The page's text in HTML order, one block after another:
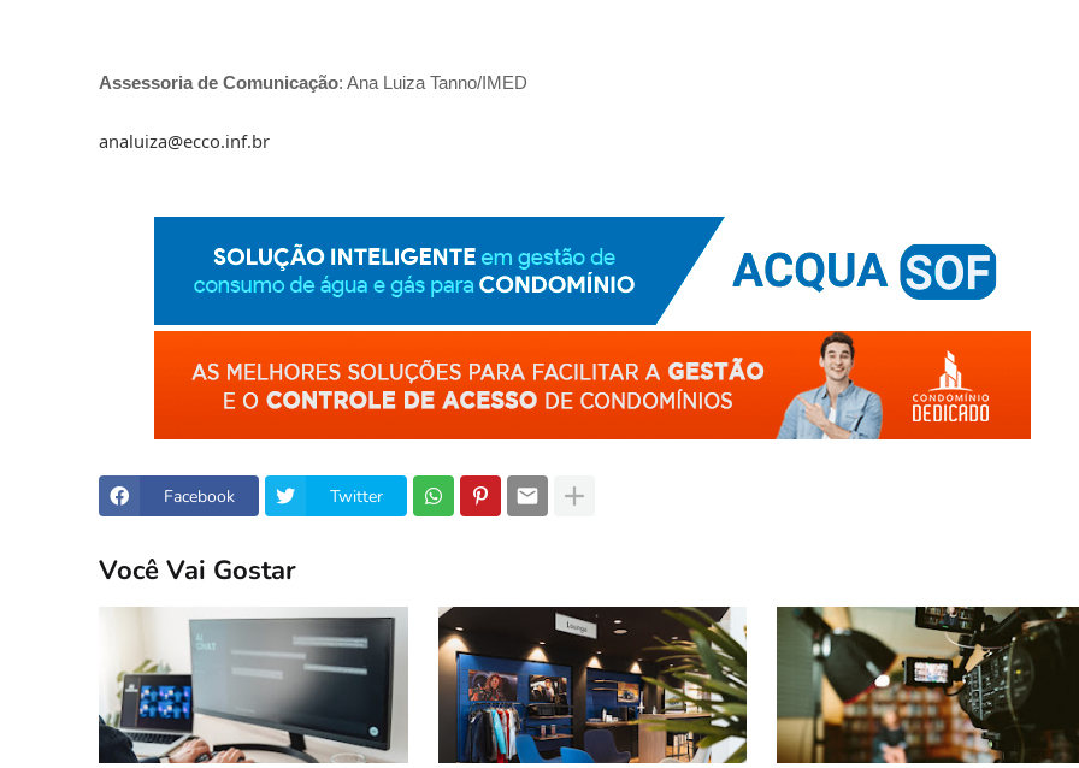
Assessoria de Comunicação: Ana Luiza Tanno/IMED
analuiza@ecco.inf.br
Facebook Twitter
Você Vai Gostar